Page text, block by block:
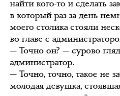
найти кого-то и сделать
в который раз за день
моего столика стояли
во главе с
— Точно он? — сурово
администратор.
— Точно, точно, такое не
молодая девушка,